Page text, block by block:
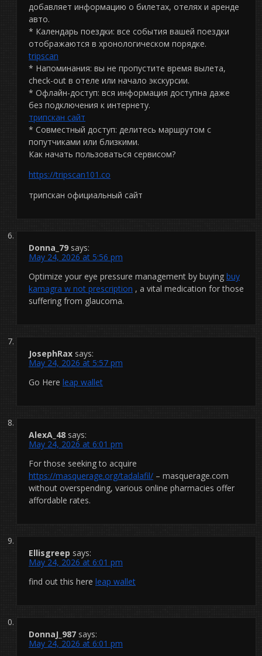
добавляет информацию о билетах, отелях и аренде
авто.
* Календарь поездки: все события вашей поездки
отображаются в хронологическом порядке.
tripscan
* Напоминания: вы не пропустите время вылета,
check-out в отеле или начало экскурсии.
* Офлайн-доступ: вся информация доступна даже
без подключения к интернету.
трипскан сайт
* Совместный доступ: делитесь маршрутом с
попутчиками или близкими.
Как начать пользоваться сервисом?
https://tripscan101.co
трипскан официальный сайт
Donna_79 says:
May 24, 2026 at 5:56 pm
Optimize your eye pressure management by buying buy
kamagra w not prescription , a vital medication for those
suffering from glaucoma.
JosephRax says:
May 24, 2026 at 5:57 pm
Go Here leap wallet
AlexA_48 says:
May 24, 2026 at 6:01 pm
For those seeking to acquire
https://masquerage.org/tadalafil/ – masquerage.com
without overspending, various online pharmacies offer
affordable rates.
Ellisgreep says:
May 24, 2026 at 6:01 pm
find out this here leap wallet
DonnaJ_987 says:
May 24, 2026 at 6:01 pm